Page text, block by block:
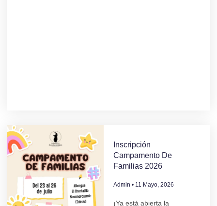
Inscripción
Campamento De
Familias 2026
Admin 11 Mayo, 2026
¡Ya está abierta la